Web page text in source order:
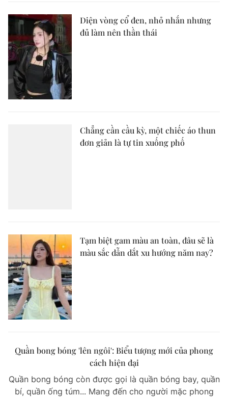
Diện vòng cổ đen, nhỏ nhắn nhưng
đủ làm nên thần thái
Chẳng cần cầu kỳ, một chiếc áo thun
đơn giản là tự tin xuống phố
Tạm biệt gam màu an toàn, đâu sẽ là
màu sắc dẫn dắt xu hướng năm nay?
Quần bong bóng 'lên ngôi': Biểu tượng mới của phong
cách hiện đại
Quần bong bóng còn được gọi là quần bóng bay, quần
bí, quần ống túm... Mang đến cho người mặc phong